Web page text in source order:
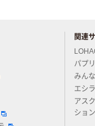
関連
パプリ
みん
エシ
アス
ション